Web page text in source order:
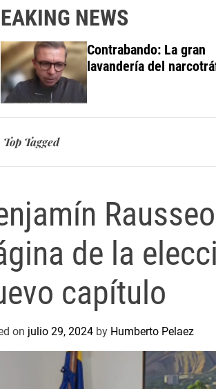
NEWS
Contrabando: La gran
lavandería del narcotráfico
Top Tagged
de la
capítulo
on julio 29, 2024 by Humberto Pelaez